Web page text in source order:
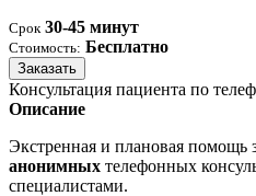
Срок 30-45 минут
Стоимость: Бесплатно
Заказать
Консультация пациента по
Описание
Экстренная и плановая помощь
анонимных телефонных
специалистами.